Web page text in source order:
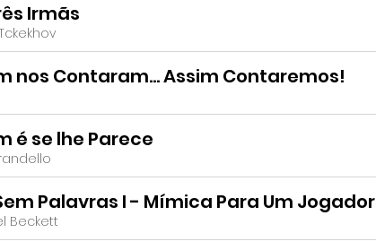
Irmãs
nos Contaram… Assim Contaremos!
é se lhe Parece
Palavras I - Mímica Para Um Jogador
Beckett